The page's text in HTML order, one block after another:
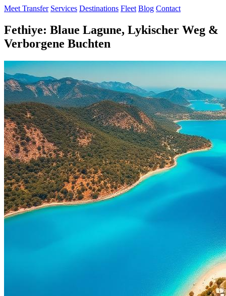
Meet Transfer Services Destinations Fleet Blog Contact
Fethiye: Blaue Lagune, Lykischer Weg &
Verborgene Buchten